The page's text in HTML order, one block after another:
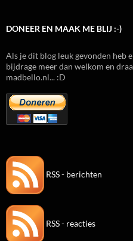
DONEER EN MAAK ME BLIJ :-)
Als je dit blog leuk gevonden heb
bijdrage meer dan welkom en
madbello.nl... :D
RSS - berichten
RSS - reacties